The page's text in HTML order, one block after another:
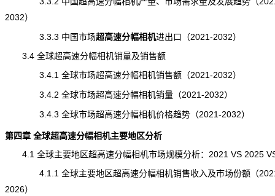
2032）
3.3.3 中国市场超高速分幅相机进出口 （2021-2032）
3.4 全球超高速分幅相机销量及销售额
3.4.1 全球市场超高速分幅相机销售额（2021-2032）
3.4.2 全球市场超高速分幅相机销量（2021-2032）
3.4.3 全球市场超高速分幅相机价格趋势（2021-2032）
第四章 全球超高速分幅相机主要地区分析
4.1 全球主要地区超高速分幅相机市场规模分析：2021 VS 2025
4.1.1 全球主要地区超高速分幅相机销售收入及市场份额（
2026）